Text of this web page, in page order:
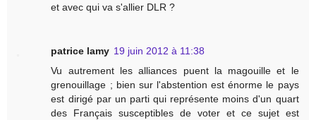
et avec qui va s'allier DLR ?
patrice lamy 19 juin 2012 à 11:38
Vu autrement les alliances puent la magouille et le
grenouillage ; bien sur l'abstention est énorme le pays
est dirigé par un parti qui représente moins d'un quart
des Français susceptibles de voter et ce sujet est